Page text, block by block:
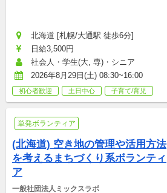
北海道 [札幌/大通駅 徒歩6分]
日給3,500円
社会人・学生(大, 専)・シニア
2026年8月29日(土) 08:30~16:00
初心者歓迎 土日中心 子育て/育児
単発ボランティア
(北海道) 空き地の管理や活用方法
を考えるまちづくり系ボランティ
ア
一般社団法人ミックスラボ